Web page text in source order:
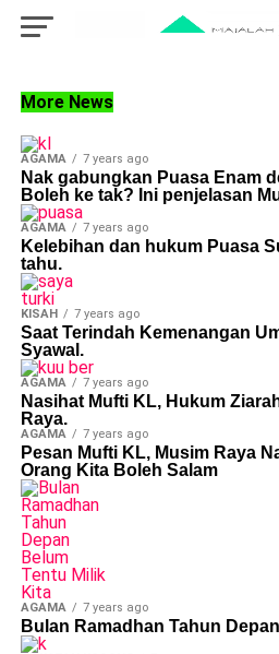
More News
AGAMA 7 years ago
Nak gabungkan Puasa Enam
Boleh ke tak? Ini penjelasan
AGAMA 7 years ago
Kelebihan dan hukum Puasa
tahu.
KISAH 7 years ago
Saat Terindah Kemenangan
Syawal.
AGAMA 7 years ago
Nasihat Mufti KL, Hukum
Raya.
AGAMA 7 years ago
Pesan Mufti KL, Musim Raya
Orang Kita Boleh Salam
AGAMA 7 years ago
Bulan Ramadhan Tahun